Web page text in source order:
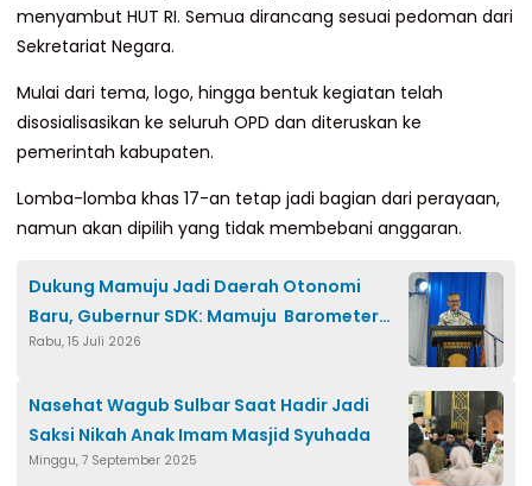
menyambut HUT RI. Semua dirancang sesuai pedoman dari
Sekretariat Negara.
Mulai dari tema, logo, hingga bentuk kegiatan telah
disosialisasikan ke seluruh OPD dan diteruskan ke
pemerintah kabupaten.
Lomba-lomba khas 17-an tetap jadi bagian dari perayaan,
namun akan dipilih yang tidak membebani anggaran.
Dukung Mamuju Jadi Daerah Otonomi
Baru, Gubernur SDK: Mamuju Barometer
Sulbar
Rabu, 15 Juli 2026
Nasehat Wagub Sulbar Saat Hadir Jadi
Saksi Nikah Anak Imam Masjid Syuhada
Minggu, 7 September 2025